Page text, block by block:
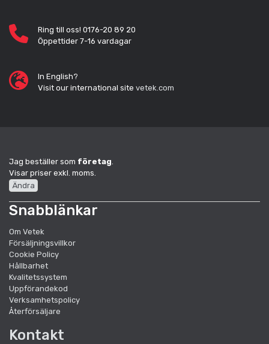
Ring till oss! 0176-20 89 20
Öppettider 7-16 vardagar
In English?
Visit our international site vetek.com
Jag beställer som företag.
Visar priser exkl. moms.
Ändra
Snabblänkar
Om Vetek
Försäljningsvillkor
Cookie Policy
Hållbarhet
Kvalitetssystem
Uppförandekod
Verksamhetspolicy
Återförsäljare
Kontakt